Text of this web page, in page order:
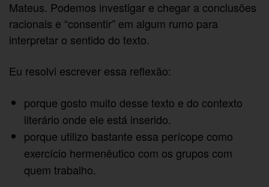
Mateus. Podemos investigar e chegar a conclusões
racionais e “consentir” em algum rumo para
interpretar o sentido do texto.
Eu resolvi escrever essa reflexão:
porque gosto muito desse texto e do contexto
literário onde ele está inserido.
porque utilizo bastante essa perícope como
exercício hermenêutico com os grupos com
quem trabalho.